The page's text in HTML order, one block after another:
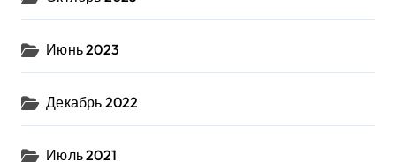
Июнь 2023
Декабрь 2022
Июль 2021